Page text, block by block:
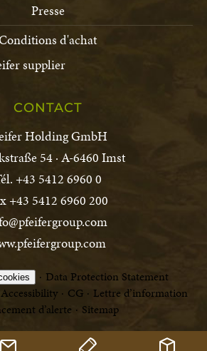
Presse
d'achat
supplier
CONTACT
Holding GmbH
54 · A-6460 Imst
+43 5412 6960 0
+43 5412 6960 200
Data Protection Statement
Accessibility CG
Lettre d’information
d’alerte
Sitemap